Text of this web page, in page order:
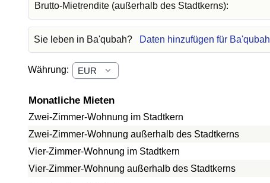
Brutto-Mietrendite (außerhalb des Stadtkerns):
Sie leben in Ba'qubah? Daten hinzufügen für Ba'qubah
Währung:
Monatliche Mieten
Zwei-Zimmer-Wohnung im Stadtkern
Zwei-Zimmer-Wohnung außerhalb des Stadtkerns
Vier-Zimmer-Wohnung im Stadtkern
Vier-Zimmer-Wohnung außerhalb des Stadtkerns